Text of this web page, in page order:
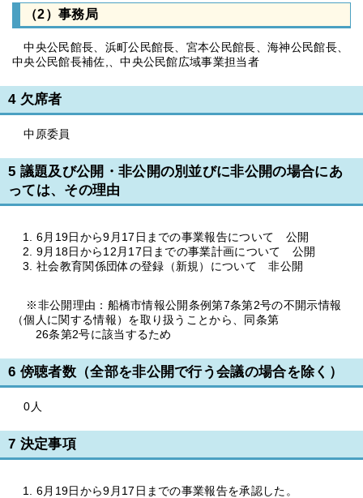
（2）事務局
中央公民館長、浜町公民館長、宮本公民館長、海神公民館長、
中央公民館長補佐,、中央公民館広域事業担当者
4 欠席者
中原委員
5 議題及び公開・非公開の別並びに非公開の場合にあ
っては、その理由
6月19日から9月17日までの事業報告について 公開
9月18日から12月17日までの事業計画について 公開
社会教育関係団体の登録（新規）について 非公開
※非公開理由：船橋市情報公開条例第7条第2号の不開示情報
（個人に関する情報）を取り扱うことから、同条第
26条第2号に該当するため
6 傍聴者数（全部を非公開で行う会議の場合を除く）
0人
7 決定事項
6月19日から9月17日までの事業報告を承認した。